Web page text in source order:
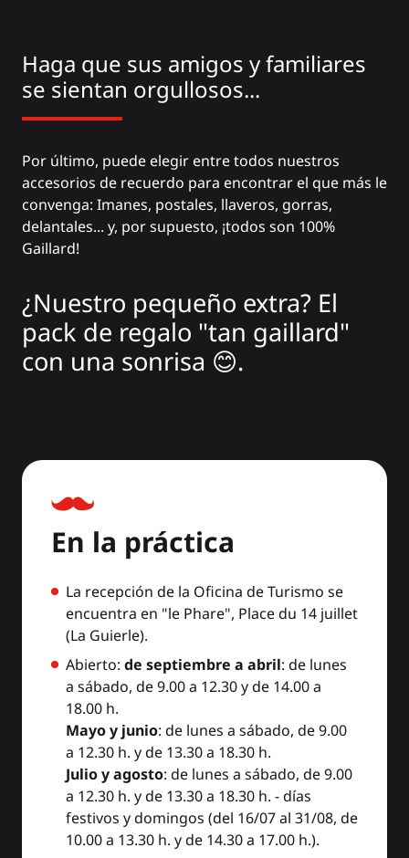
Haga que sus amigos y familiares
se sientan orgullosos...
Por último, puede elegir entre todos nuestros
accesorios de recuerdo para encontrar el que más le
convenga: Imanes, postales, llaveros, gorras,
delantales... y, por supuesto, ¡todos son 100%
Gaillard!
¿Nuestro pequeño extra? El
pack de regalo "tan gaillard"
con una sonrisa 😊.
En la práctica
La recepción de la Oficina de Turismo se
encuentra en "le Phare", Place du 14 juillet
(La Guierle).
Abierto: de septiembre a abril: de lunes
a sábado, de 9.00 a 12.30 y de 14.00 a
18.00 h.
Mayo y junio: de lunes a sábado, de 9.00
a 12.30 h. y de 13.30 a 18.30 h.
Julio y agosto: de lunes a sábado, de 9.00
a 12.30 h. y de 13.30 a 18.30 h. - días
festivos y domingos (del 16/07 al 31/08, de
10.00 a 13.30 h. y de 14.30 a 17.00 h.).